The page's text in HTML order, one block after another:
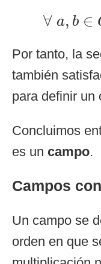
∀ a, b ∈
∀ a b
Por tanto, la
también
para definir un
Concluimos
es un campo.
Campos
Un campo se
orden en que